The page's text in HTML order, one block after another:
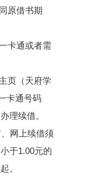
原借书期
通或者需
（天府学
卡通号码
理续借。
上续借须
于1.00元的
。